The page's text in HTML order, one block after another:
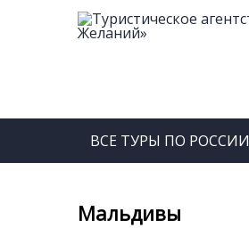
ВСЕ ТУРЫ ПО РОССИИ
Мальдивы